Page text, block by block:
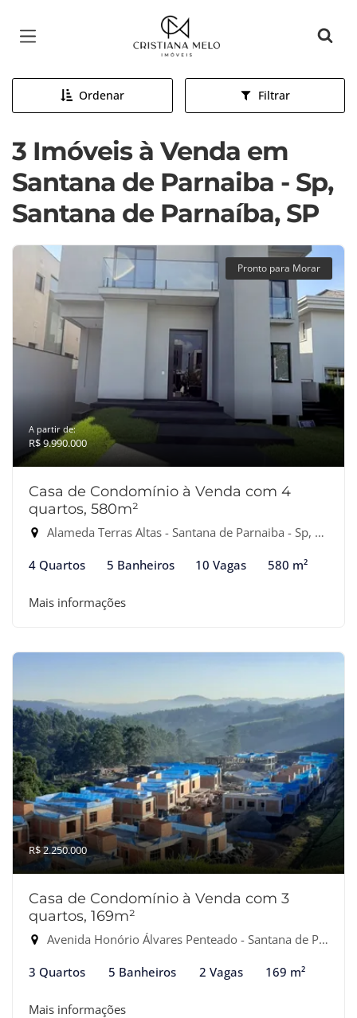
Página inicial
Ordenar Filtrar
3 Imóveis à Venda em
Santana de Parnaiba - Sp,
Santana de Parnaíba, SP
Pronto para Morar
A partir de:
R$ 9.990.000
Casa de Condomínio à Venda com 4
quartos, 580m²
Alameda Terras Altas - Santana de Parnaiba - Sp, Santana de Parnaíba-SP
4 Quartos 5 Banheiros 10 Vagas 580 m²
Mais informações
R$ 2.250.000
Casa de Condomínio à Venda com 3
quartos, 169m²
Avenida Honório Álvares Penteado - Santana de Parnaiba - Sp, Santana de Parnaíba-SP
3 Quartos 5 Banheiros 2 Vagas 169 m²
Mais informações